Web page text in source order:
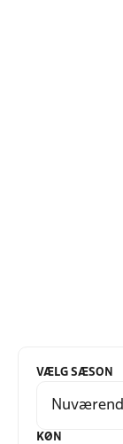
VÆLG SÆSON
KØN